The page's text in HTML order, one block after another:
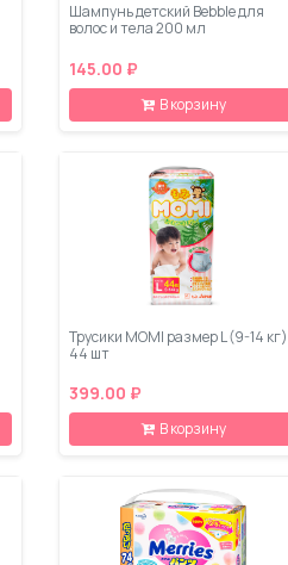
Шампунь детский Bebble для
волос и тела 200 мл
145.00 ₽
В корзину
Трусики MOMI размер L (9-14 кг)
44 шт
399.00 ₽
В корзину